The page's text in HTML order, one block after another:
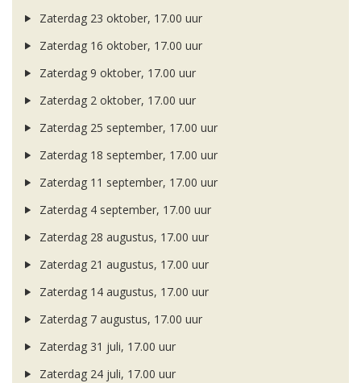
Zaterdag 23 oktober, 17.00 uur
Zaterdag 16 oktober, 17.00 uur
Zaterdag 9 oktober, 17.00 uur
Zaterdag 2 oktober, 17.00 uur
Zaterdag 25 september, 17.00 uur
Zaterdag 18 september, 17.00 uur
Zaterdag 11 september, 17.00 uur
Zaterdag 4 september, 17.00 uur
Zaterdag 28 augustus, 17.00 uur
Zaterdag 21 augustus, 17.00 uur
Zaterdag 14 augustus, 17.00 uur
Zaterdag 7 augustus, 17.00 uur
Zaterdag 31 juli, 17.00 uur
Zaterdag 24 juli, 17.00 uur